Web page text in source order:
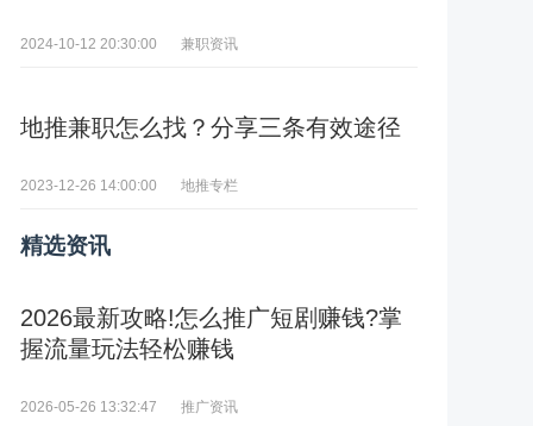
2024-10-12 20:30:00 兼职资讯
地推兼职怎么找？分享三条有效途径
2023-12-26 14:00:00 地推专栏
精选资讯
2026最新攻略!怎么推广短剧赚钱?掌
握流量玩法轻松赚钱
2026-05-26 13:32:47 推广资讯